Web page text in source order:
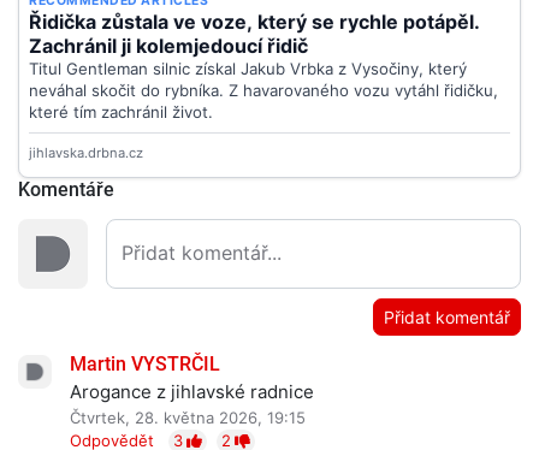
Komentáře
Přidat komentář
Martin VYSTRČIL
Arogance z jihlavské radnice
Čtvrtek, 28. května 2026, 19:15
Odpovědět
3 2